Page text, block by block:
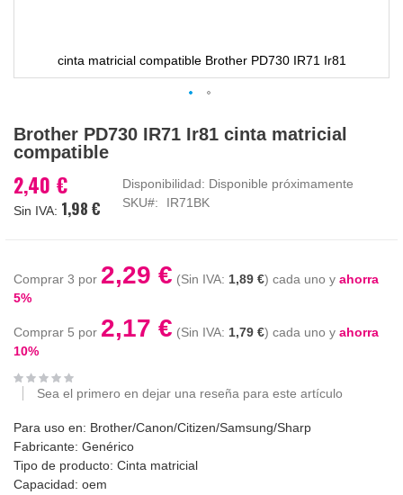
cinta matricial compatible Brother PD730 IR71 Ir81
al
comienzo
la
galería
Brother PD730 IR71 Ir81 cinta matricial
compatible
2,40 €
1,98 €
Disponibilidad: Disponible próximamente
SKU
IR71BK
Comprar 3 por 2,29 € 1,89 € cada uno y ahorra
5%
Comprar 5 por 2,17 € 1,79 € cada uno y ahorra
10%
Sea el primero en dejar una reseña para este artículo
Para uso en: Brother/Canon/Citizen/Samsung/Sharp
Fabricante: Genérico
Tipo de producto: Cinta matricial
Capacidad: oem